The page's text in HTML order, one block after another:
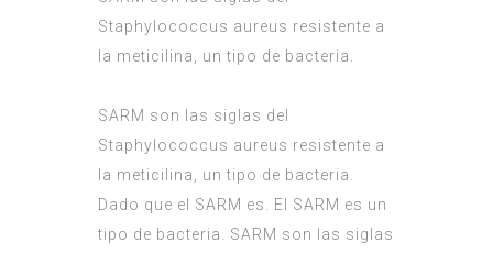
Staphylococcus aureus resistente a
la meticilina, un tipo de bacteria.
SARM son las siglas del
Staphylococcus aureus resistente a
la meticilina, un tipo de bacteria.
Dado que el SARM es. El SARM es un
tipo de bacteria. SARM son las siglas